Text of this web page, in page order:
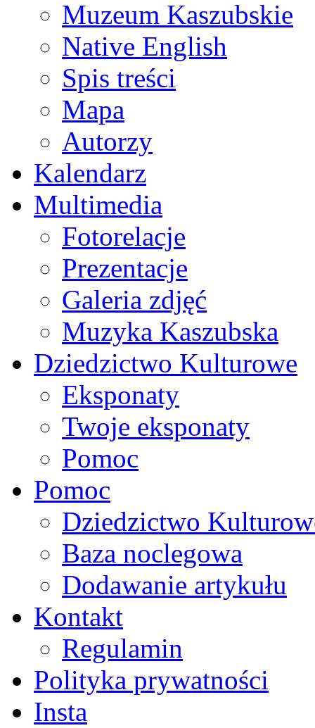
Muzeum Kaszubskie
Native English
Spis treści
Mapa
Autorzy
Kalendarz
Multimedia
Fotorelacje
Prezentacje
Galeria zdjęć
Muzyka Kaszubska
Dziedzictwo Kulturowe
Eksponaty
Twoje eksponaty
Pomoc
Pomoc
Dziedzictwo
Baza noclegowa
Dodawanie artykułu
Kontakt
Regulamin
Polityka prywatności
Insta